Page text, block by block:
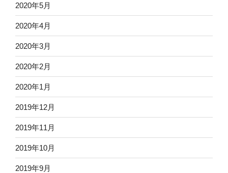
2020年5月
2020年4月
2020年3月
2020年2月
2020年1月
2019年12月
2019年11月
2019年10月
2019年9月